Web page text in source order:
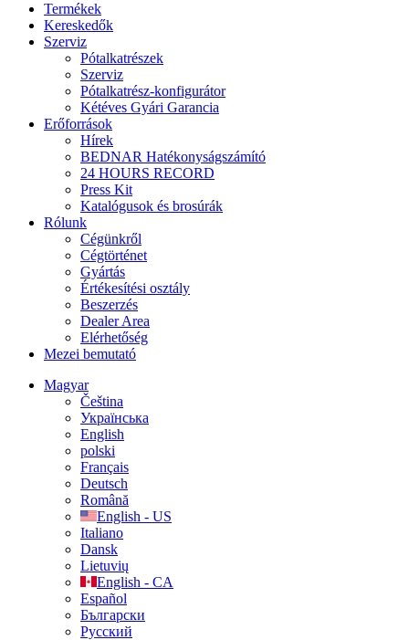
Termékek
Kereskedők
Szerviz
Pótalkatrészek
Szerviz
Pótalkatrész-konfigurátor
Kétéves Gyári Garancia
Erőforrások
Hírek
BEDNAR Hatékonyságszámító
24 HOURS RECORD
Press Kit
Katalógusok és brosúrák
Rólunk
Cégünkről
Cégtörténet
Gyártás
Értékesítési osztály
Beszerzés
Dealer Area
Elérhetőség
Mezei bemutató
Magyar
Čeština
Українська
English
polski
Français
Deutsch
Română
English - US
Italiano
Dansk
Lietuvių
English - CA
Español
Български
Русский